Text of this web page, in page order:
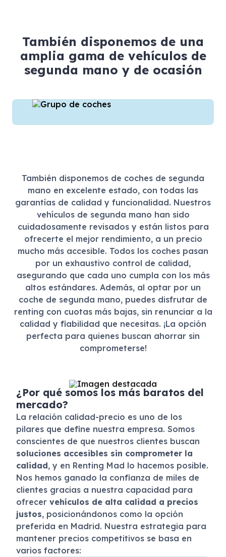
También disponemos de una
amplia gama de vehículos de
segunda mano y de ocasión
También disponemos de coches de segunda
mano en excelente estado, con todas las
garantías de calidad y funcionalidad. Nuestros
vehículos de segunda mano han sido
cuidadosamente revisados y están listos para
ofrecerte el mejor rendimiento, a un precio
mucho más accesible. Todos los coches pasan
por un exhaustivo control de calidad,
asegurando que cada uno cumpla con los más
altos estándares. Además, al optar por un
coche de segunda mano, puedes disfrutar de
renting con cuotas más bajas, sin renunciar a la
calidad y fiabilidad que necesitas. ¡La opción
perfecta para quienes buscan ahorrar sin
comprometerse!
¿Por qué somos los más baratos del
mercado?
La relación calidad-precio es uno de los
pilares que define nuestra empresa. Somos
conscientes de que nuestros clientes buscan
soluciones accesibles sin comprometer la
calidad, y en Renting Mad lo hacemos posible.
Nos hemos ganado la confianza de miles de
clientes gracias a nuestra capacidad para
ofrecervehículos de alta calidad a precios
justos, posicionándonos como la opción
preferida en Madrid. Nuestra estrategia para
mantener precios competitivos se basa en
varios factores: